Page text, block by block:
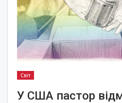
Світ
У США пастор